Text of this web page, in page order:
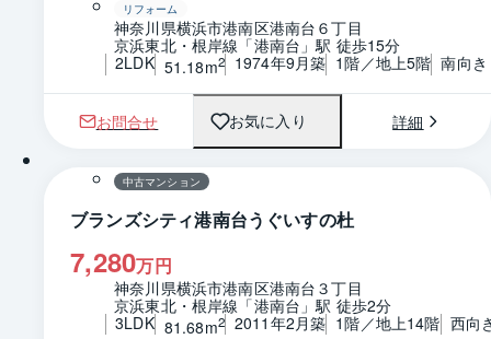
リフォーム
神奈川県横浜市港南区港南台６丁目
京浜東北・根岸線「港南台」駅 徒歩15分
2LDK 51.18m2 1974年9月築 1階／地上5階 南向き
お問合せ お気に入り 詳細
1 / 0 間取り
中古マンション
ブランズシティ港南台うぐいすの杜
7,280万円
神奈川県横浜市港南区港南台３丁目
京浜東北・根岸線「港南台」駅 徒歩2分
3LDK 81.68m2 2011年2月築 1階／地上14階 西向